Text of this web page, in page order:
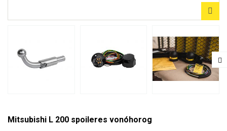
Mitsubishi L 200 spoileres vonóhorog